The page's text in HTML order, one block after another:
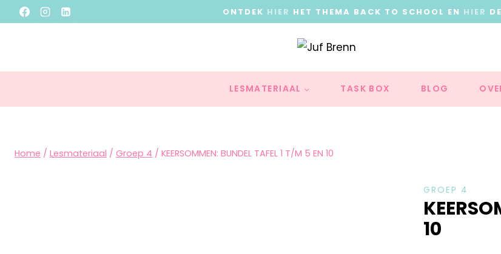
ONTDEK HIER HET THEMA BACK TO SCHOOL EN HIER
LESMATERIAAL TASK BOX BLOG
Home / Lesmateriaal / Groep 4 / KEERSOMMEN: BUNDEL TAFEL 1 T/M 5 EN 10
GROEP 4
10